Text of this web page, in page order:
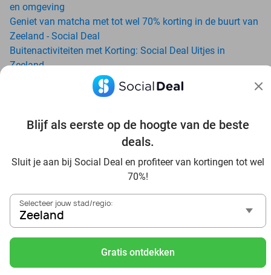
Blijf als eerste op de hoogte van de beste
deals.
Sluit je aan bij Social Deal en profiteer van kortingen tot wel
70%!
Selecteer jouw stad/regio:
Zeeland
Gratis ontdekken
en omgeving
Geniet van matcha met tot wel 70% korting in de buurt van
Zeeland - Social Deal
Buitenactiviteiten met Korting: Social Deal Uitjes in
Zeeland
Ga voordelig de padelbaan op met Social Deal in de buurt
Deal
Ontdek voordelig Pilates in Zeeland - Social Deal
omgeving
Voordelig genieten bij Sunparks met korting vanuit Zeeland
Met hoge korting naar de zonnebank in Zeeland
Skiën met korting in Zeeland? Ontdek de leukste skihallen
en indoor skibanen
Schaatsen in Zeeland en omgeving
Holiday on Ice tickets met korting in Zeeland
Social Deal voordeelshop: ah, zoveel mooie deals in regio